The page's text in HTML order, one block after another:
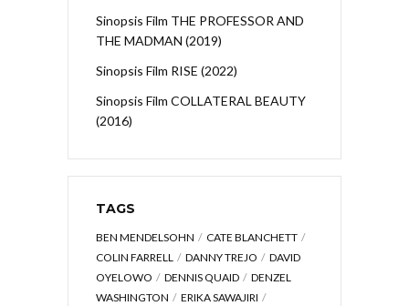
Sinopsis Film THE PROFESSOR AND
THE MADMAN (2019)
Sinopsis Film RISE (2022)
Sinopsis Film COLLATERAL BEAUTY
(2016)
TAGS
BEN MENDELSOHN
CATE BLANCHETT
COLIN FARRELL
DANNY TREJO
DAVID
OYELOWO
DENNIS QUAID
DENZEL
WASHINGTON
ERIKA SAWAJIRI